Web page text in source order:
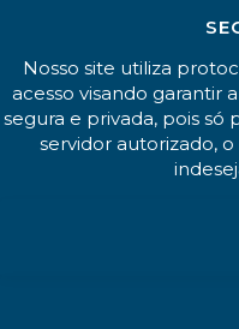
Nosso site utiliza
acesso visando garantir
segura e privada, pois
servidor autorizado,